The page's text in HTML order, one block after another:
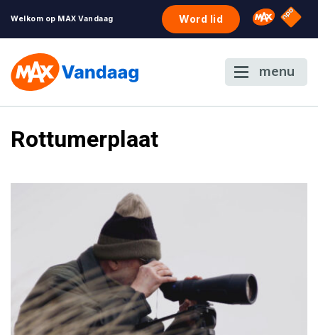
Welkom op MAX Vandaag Word lid Omroep
NPO
menu
Rottumerplaat